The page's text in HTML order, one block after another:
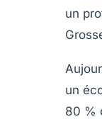
un
un
80 %